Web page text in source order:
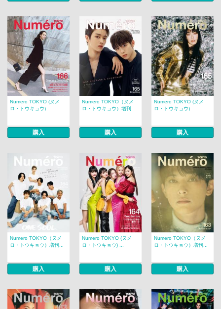
Numero TOKYO (ヌメ
ロ・トウキョウ) ...
購入
Numero TOKYO（ヌメ
ロ・トウキョウ）増刊...
購入
Numero TOKYO (ヌメ
ロ・トウキョウ) ...
購入
Numero TOKYO（ヌメ
ロ・トウキョウ）増刊...
購入
Numero TOKYO (ヌメ
ロ・トウキョウ) ...
購入
Numero TOKYO（ヌメ
ロ・トウキョウ）増刊...
購入